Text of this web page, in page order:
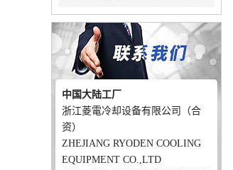
中国大陆工厂
浙江菱電冷却设备有限公司（合
资）
ZHEJIANG RYODEN COOLING
EQUIPMENT CO.,LTD